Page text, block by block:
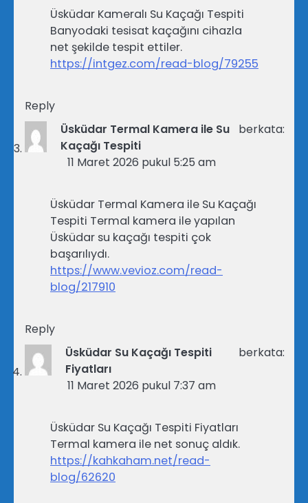
Üsküdar Kameralı Su Kaçağı Tespiti
Banyodaki tesisat kaçağını cihazla
net şekilde tespit ettiler.
https://intgez.com/read-blog/79255
Reply
Üsküdar Termal Kamera ile Su
Kaçağı Tespiti
berkata:
11 Maret 2026 pukul 5:25 am
Üsküdar Termal Kamera ile Su Kaçağı
Tespiti Termal kamera ile yapılan
Üsküdar su kaçağı tespiti çok
başarılıydı.
https://www.vevioz.com/read-
blog/217910
Reply
Üsküdar Su Kaçağı Tespiti
Fiyatları
berkata:
11 Maret 2026 pukul 7:37 am
Üsküdar Su Kaçağı Tespiti Fiyatları
Termal kamera ile net sonuç aldık.
https://kahkaham.net/read-
blog/62620